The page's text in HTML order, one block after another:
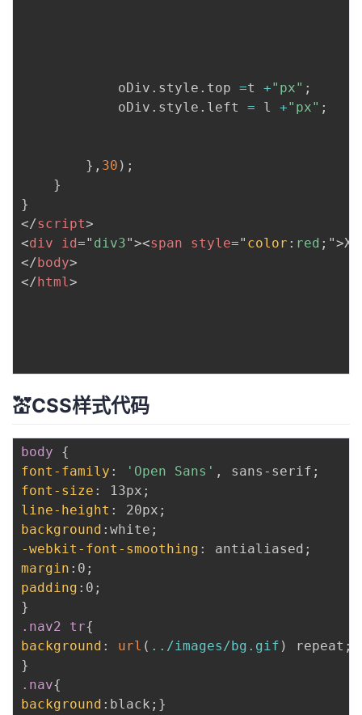
			oDiv
. style . top =t +"px" ;
			oDiv
. style . left = l +"px" ;
} , 30 ) ;
}
}
</script>
<div id=" div3"><span style=" color : red ; ">X
</ body>
</ html>
💒CSS样式代码
body
{
font-family : 'Open Sans' , sans-serif ;
font-size : 13px ;
line-height : 20px ;
background : white ;
-webkit-font-smoothing : antialiased ;
margin : 0 ;
padding : 0 ;
}
.nav2 tr{
background : url ( ../images/bg.gif ) repeat ;
}
.nav{
background : black ; }